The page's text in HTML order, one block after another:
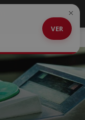
VER
×